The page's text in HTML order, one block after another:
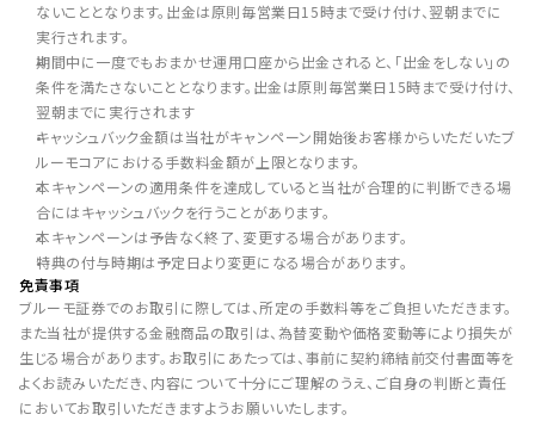
ないこととなります。出金は原則毎営業日15時まで受け付け、翌朝までに
実行されます。
期間中に一度でもおまかせ運用口座から出金されると、「出金をしない」の
条件を満たさないこととなります。出金は原則毎営業日15時まで受け付け、
翌朝までに実行されます
キャッシュバック金額は当社がキャンペーン開始後お客様からいただいたブ
ルーモコアにおける手数料金額が上限となります。
本キャンペーンの適用条件を達成していると当社が合理的に判断できる場
合にはキャッシュバックを行うことがあります。
本キャンペーンは予告なく終了、変更する場合があります。
特典の付与時期は予定日より変更になる場合があります。
免責事項
ブルーモ証券でのお取引に際しては、所定の手数料等をご負担いただきます。
また当社が提供する金融商品の取引は、為替変動や価格変動等により損失が
生じる場合があります。お取引にあたっては、事前に契約締結前交付書面等を
よくお読みいただき、内容について十分にご理解のうえ、ご自身の判断と責任
においてお取引いただきますようお願いいたします。